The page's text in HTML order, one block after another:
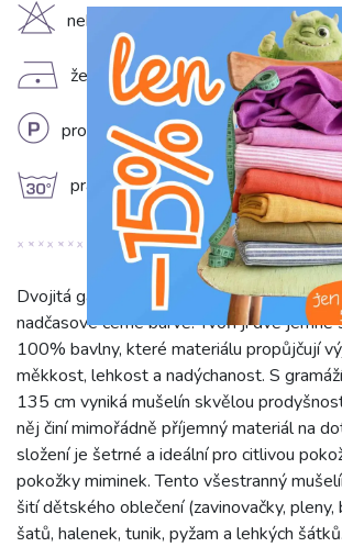
H nebělit
D žehlit na nízkém stupni (110°C)
L profesionální chemické čištění
g prát na 30°C
Dvojitá gázovina/mušelín black je
nadčasové černé barvě. Tvoří ji dvě
100% bavlny, které materiálu propůjčují
měkkost, lehkost a nadýchanost. S
135 cm vyniká mušelín skvělou
něj činí mimořádně příjemný materiál na
složení je šetrné a ideální pro citlivou
pokožky miminek. Tento všestranný
šití dětského oblečení (zavinovačky, pleny,
šatů, halenek, tunik, pyžam a lehkých šátků.